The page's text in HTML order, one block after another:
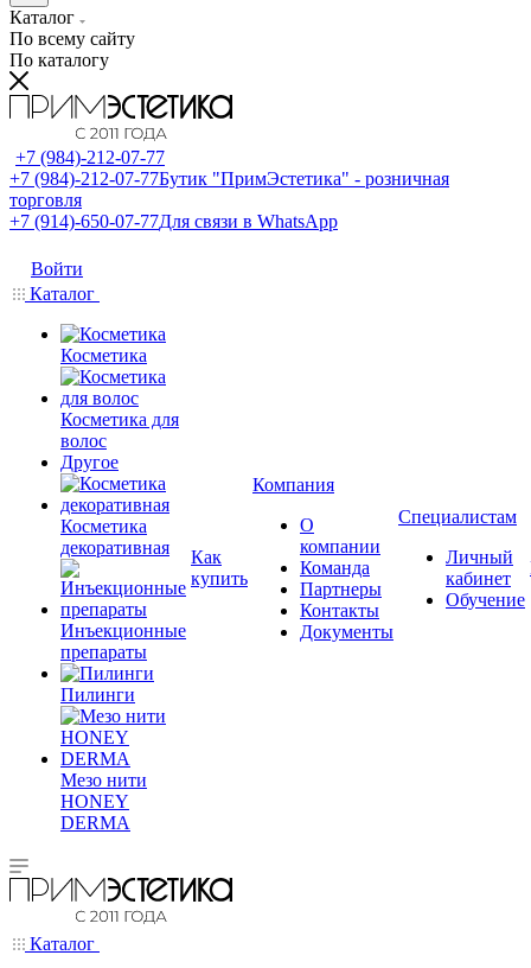
Каталог
По всему сайту
По каталогу
+7 (984)-212-07-77
+7 (984)-212-07-77Бутик "ПримЭстетика" - розничная
торговля
+7 (914)-650-07-77Для связи в WhatsApp
Войти
Каталог
Косметика
Косметика для
волос
Другое
Косметика
декоративная
Инъекционные
препараты
Пилинги
Мезо нити
HONEY
DERMA
Как
купить
Компания
О
компании
Команда
Партнеры
Контакты
Документы
Специалистам
Личный
кабинет
Обучение
Каталог